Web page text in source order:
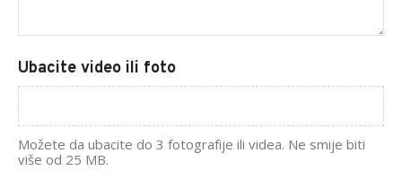
Ubacite video ili foto
Možete da ubacite do 3 fotografije ili videa. Ne smije biti
više od 25 MB.